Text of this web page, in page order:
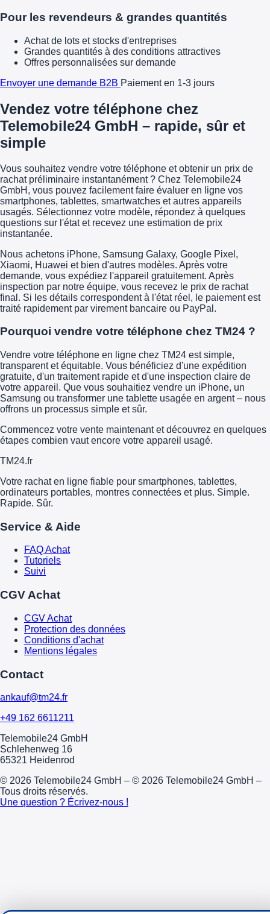
Pour les revendeurs & grandes quantités
Achat de lots et stocks d'entreprises
Grandes quantités à des conditions attractives
Offres personnalisées sur demande
Envoyer une demande B2B Paiement en 1-3 jours
Vendez votre téléphone chez
Telemobile24 GmbH – rapide, sûr et
simple
Vous souhaitez vendre votre téléphone et obtenir un prix de
rachat préliminaire instantanément ? Chez Telemobile24
GmbH, vous pouvez facilement faire évaluer en ligne vos
smartphones, tablettes, smartwatches et autres appareils
usagés. Sélectionnez votre modèle, répondez à quelques
questions sur l'état et recevez une estimation de prix
instantanée.
Nous achetons iPhone, Samsung Galaxy, Google Pixel,
Xiaomi, Huawei et bien d'autres modèles. Après votre
demande, vous expédiez l'appareil gratuitement. Après
inspection par notre équipe, vous recevez le prix de rachat
final. Si les détails correspondent à l'état réel, le paiement est
traité rapidement par virement bancaire ou PayPal.
Pourquoi vendre votre téléphone chez TM24 ?
Vendre votre téléphone en ligne chez TM24 est simple,
transparent et équitable. Vous bénéficiez d'une expédition
gratuite, d'un traitement rapide et d'une inspection claire de
votre appareil. Que vous souhaitiez vendre un iPhone, un
Samsung ou transformer une tablette usagée en argent – nous
offrons un processus simple et sûr.
Commencez votre vente maintenant et découvrez en quelques
étapes combien vaut encore votre appareil usagé.
TM24.fr
Votre rachat en ligne fiable pour smartphones, tablettes,
ordinateurs portables, montres connectées et plus. Simple.
Rapide. Sûr.
Service & Aide
FAQ Achat
Tutoriels
Suivi
CGV Achat
CGV Achat
Protection des données
Conditions d'achat
Mentions légales
Contact
ankauf@tm24.fr
+49 162 6611211
Telemobile24 GmbH
Schlehenweg 16
65321 Heidenrod
© 2026 Telemobile24 GmbH – © 2026 Telemobile24 GmbH –
Tous droits réservés.
Une question ? Écrivez-nous !